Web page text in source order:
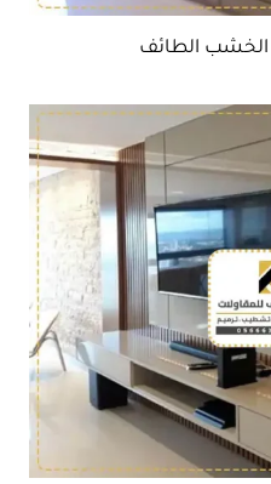
الخشب الطائف